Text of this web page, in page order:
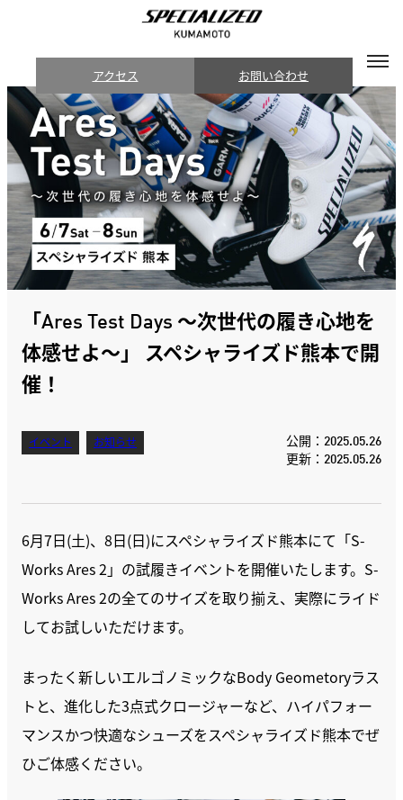
アクセス お問い合わせ
「Ares Test Days 〜次世代の履き心地を
体感せよ〜」 スペシャライズド熊本で開
催！
イベント お知らせ
公開：2025.05.26
更新：2025.05.26
6月7日(土)、8日(日)にスペシャライズド熊本にて「S-
Works Ares 2」の試履きイベントを開催いたします。S-
Works Ares 2の全てのサイズを取り揃え、実際にライド
してお試しいただけます。
まったく新しいエルゴノミックなBody Geometoryラス
トと、進化した3点式クロージャーなど、ハイパフォー
マンスかつ快適なシューズをスペシャライズド熊本でぜ
ひご体感ください。